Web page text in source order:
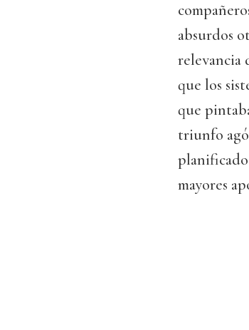
absurdos
relevancia
que los
que
triunfo
mayores